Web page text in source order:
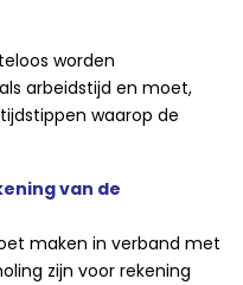
worden
arbeidstijd en moet,
waarop de
van de
maken in verband met
zijn voor rekening